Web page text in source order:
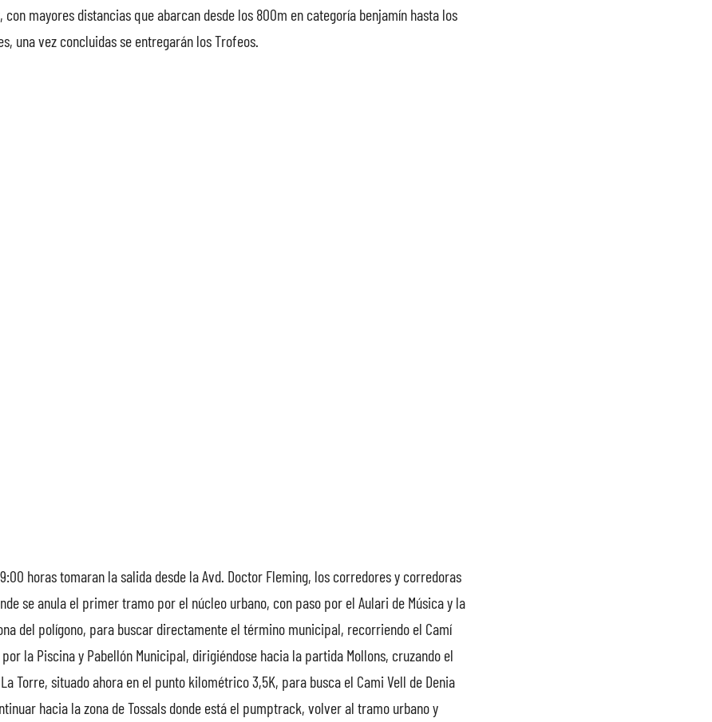
mayores distancias que abarcan desde los 800m en categoría benjamín hasta los
una vez concluidas se entregarán los Trofeos.
horas tomaran la salida desde la Avd. Doctor Fleming, los corredores y corredoras
se anula el primer tramo por el núcleo urbano, con paso por el Aulari de Música y la
del polígono, para buscar directamente el término municipal, recorriendo el Camí
la Piscina y Pabellón Municipal, dirigiéndose hacia la partida Mollons, cruzando el
Torre, situado ahora en el punto kilométrico 3,5K, para busca el Cami Vell de Denia
hacia la zona de Tossals donde está el pumptrack, volver al tramo urbano y